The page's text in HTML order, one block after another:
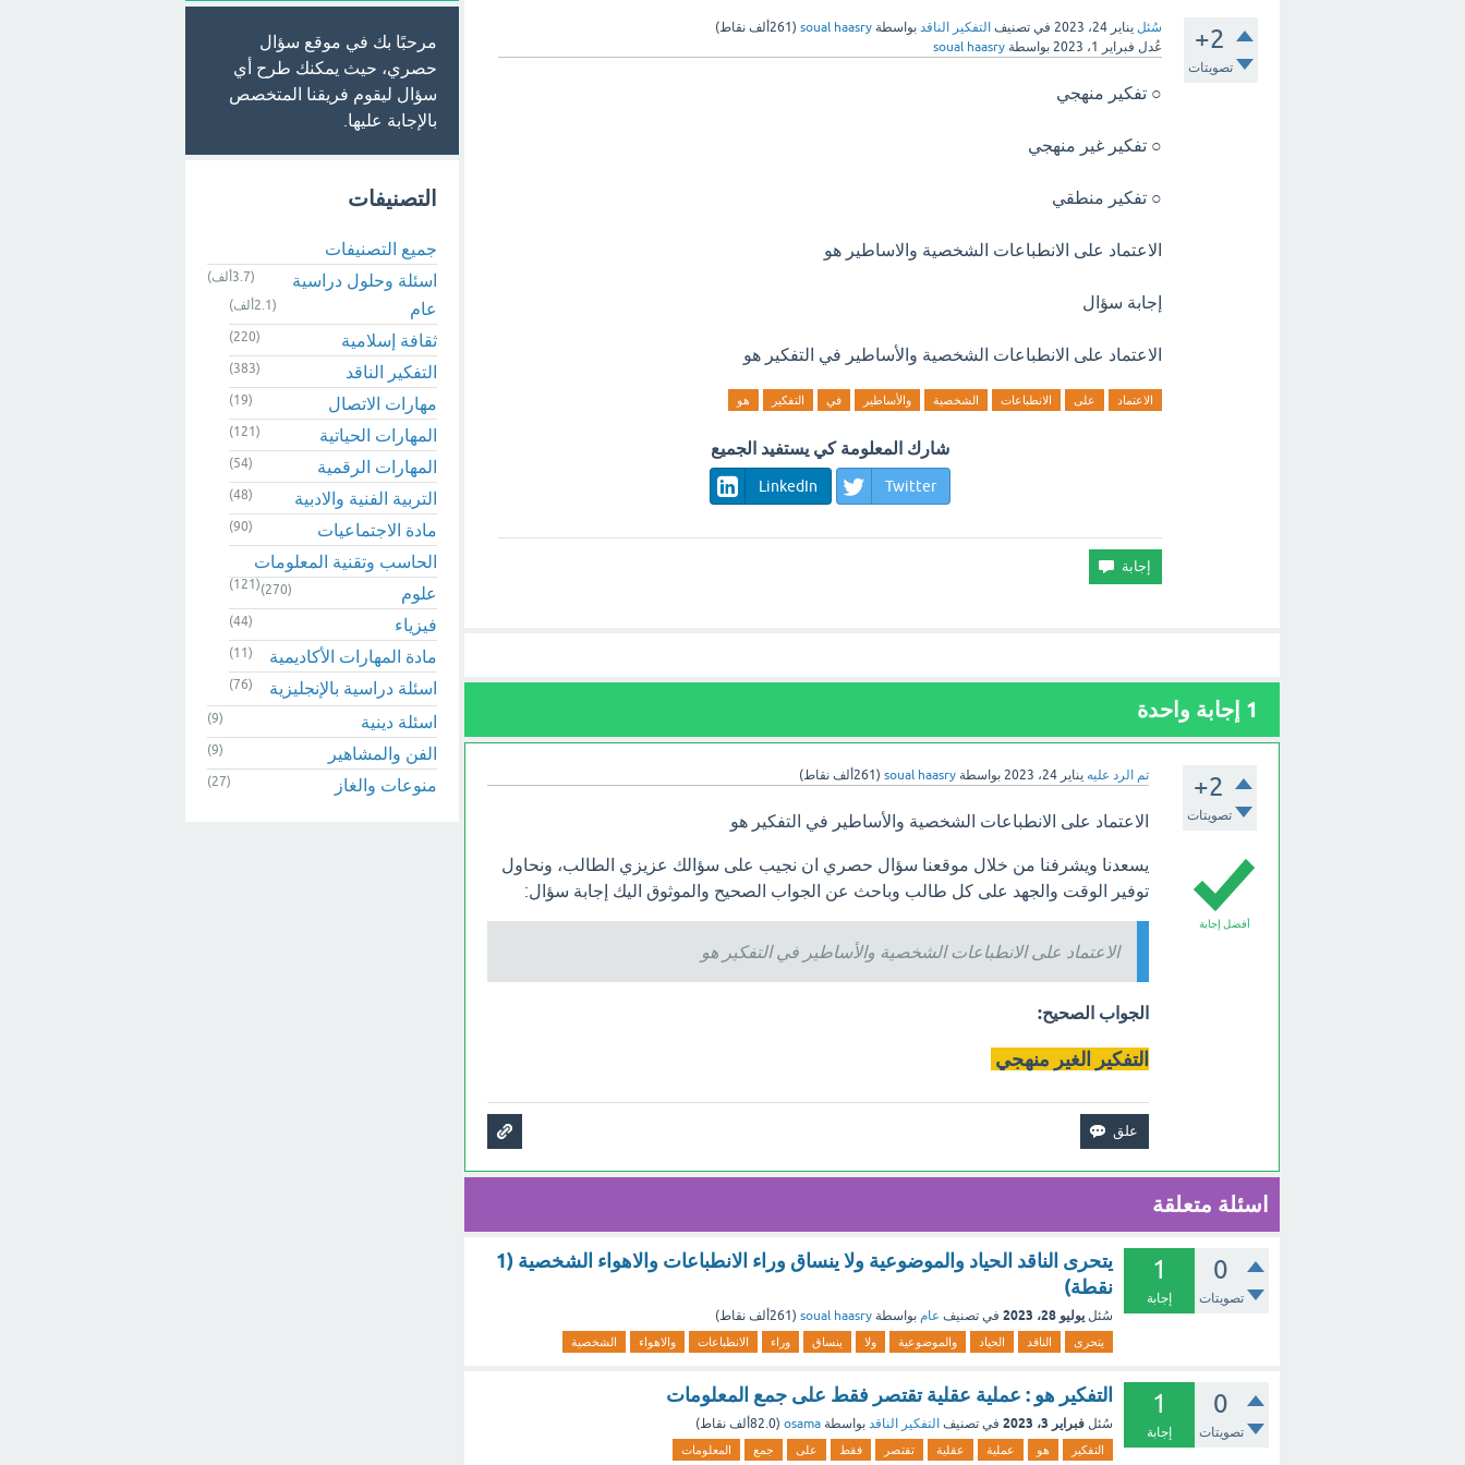
+2
تصويتات
سُئل يناير 24، 2023 في تصنيف التفكير الناقد بواسطة soual haasry
( 261ألف
نقاط)
عُدل فبراير 1، 2023 بواسطة soual haasry
○ تفكير منهجي
○ تفكير غير منهجي
○ تفكير منطقي
الاعتماد على الانطباعات الشخصية والاساطير هو
إجابة سؤال
الاعتماد على الانطباعات الشخصية والأساطير في التفكير هو
الاعتماد على الانطباعات الشخصية والأساطير في التفكير هو
شارك المعلومة كي يستفيد الجميع
Twitter
LinkedIn
1 إجابة واحدة
+2
تصويتات
تم الرد عليه يناير 24، 2023 بواسطة soual haasry
(261ألف نقاط)
أفضل إجابة
الاعتماد على الانطباعات الشخصية والأساطير في التفكير هو
يسعدنا ويشرفنا من خلال موقعنا سؤال حصري ان نجيب على سؤالك عزيزي الطالب، ونحاول
توفير الوقت والجهد على كل طالب وباحث عن الجواب الصحيح والموثوق اليك إجابة سؤال:
الاعتماد على الانطباعات الشخصية والأساطير في التفكير هو
الجواب الصحيح:
التفكير الغير منهجي
اسئلة متعلقة
0
تصويتات
1
إجابة
يتحرى الناقد الحياد والموضوعية ولا ينساق وراء الانطباعات والاهواء الشخصية (1
نقطة)
سُئل يوليو 28، 2023 في تصنيف عام بواسطة soual haasry
( 261ألف نقاط)
يتحرى الناقد الحياد والموضوعية ولا ينساق وراء الانطباعات والاهواء الشخصية
0
تصويتات
1
إجابة
التفكير هو : عملية عقلية تقتصر فقط على جمع المعلومات
سُئل فبراير 3، 2023 في تصنيف التفكير الناقد بواسطة osama
(82.0ألف نقاط)
التفكير هو عملية عقلية تقتصر فقط على جمع المعلومات
مرحبًا بك في موقع سؤال
حصري، حيث يمكنك طرح أي
سؤال ليقوم فريقنا المتخصص
بالإجابة عليها.
التصنيفات
جميع التصنيفات
اسئلة وحلول دراسية
(3.7ألف)
عام (2.1ألف)
ثقافة إسلامية (220)
التفكير الناقد (383)
مهارات الاتصال (19)
المهارات الحياتية (121)
المهارات الرقمية (54)
التربية الفنية والادبية (48)
مادة الاجتماعيات (90)
الحاسب وتقنية المعلومات
(121) علوم (270)
فيزياء (44)
مادة المهارات الأكاديمية (11)
اسئلة دراسية بالإنجليزية (76)
اسئلة دينية (9)
الفن والمشاهير (9)
منوعات والغاز (27)